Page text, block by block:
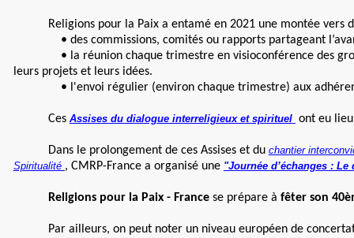
Religions pour la Paix a entamé en 2021 une montée vers
• des commissions, comités ou rapports partageant
• la réunion chaque trimestre en visioconférence des
leurs projets et leurs idées.
• l'envoi régulier (environ chaque trimestre) aux
Ces Assises du dialogue interreligieux et spirituel ont eu
Dans le prolongement de ces Assises et du chantier
Spiritualité , CMRP-France a organisé une "Journée d’échanges :
Religions pour la Paix - Francese prépare à fêter son
Par ailleurs, on peut noter un niveau européen de